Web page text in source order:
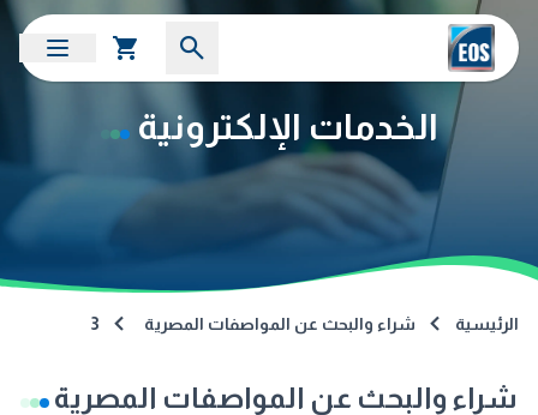
الخدمات الإلكترونية
الرئيسية شراء والبحث عن المواصفات المصرية 3
شراء والبحث عن المواصفات المصرية